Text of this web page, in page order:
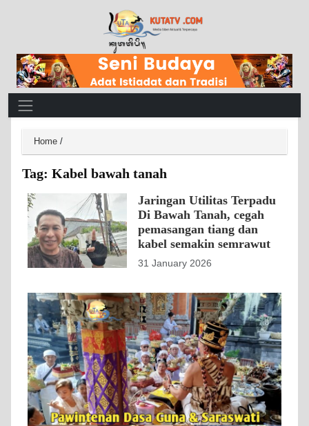
Main Navigation
Home /
Tag: Kabel bawah tanah
Jaringan Utilitas Terpadu
Di Bawah Tanah, cegah
pemasangan tiang dan
kabel semakin semrawut
31 January 2026